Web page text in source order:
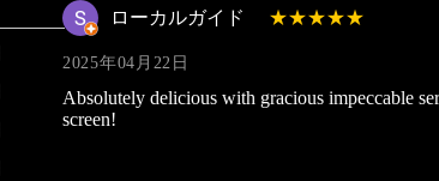
ローカルガイド
2025年04月22日
Absolutely delicious with gracious impeccable
screen!